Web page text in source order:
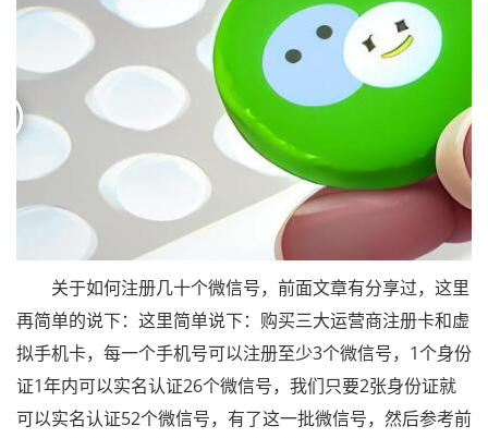
关于如何注册几十个微信号，前面文章有分享过，这里
再简单的说下：这里简单说下：购买三大运营商注册卡和虚
拟手机卡，每一个手机号可以注册至少3个微信号，1个身份
证1年内可以实名认证26个微信号，我们只要2张身份证就
可以实名认证52个微信号，有了这一批微信号，然后参考前